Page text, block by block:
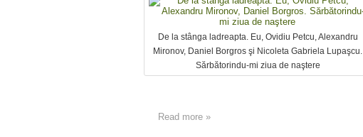
De la stânga ladreapta. Eu, Ovidiu Petcu, Alexandru
Mironov, Daniel Borgros şi Nicoleta Gabriela Lupaşcu.
Sărbătorindu-mi ziua de naştere
Read more »